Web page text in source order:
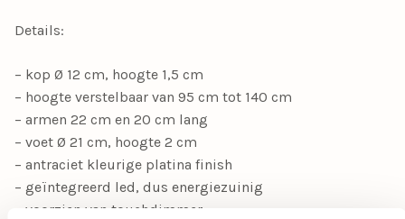
Details:
– kop Ø 12 cm, hoogte 1,5 cm
– hoogte verstelbaar van 95 cm tot 140 cm
– armen 22 cm en 20 cm lang
– voet Ø 21 cm, hoogte 2 cm
– antraciet kleurige platina finish
– geïntegreerd led, dus energiezuinig
– voorzien van touchdimmer